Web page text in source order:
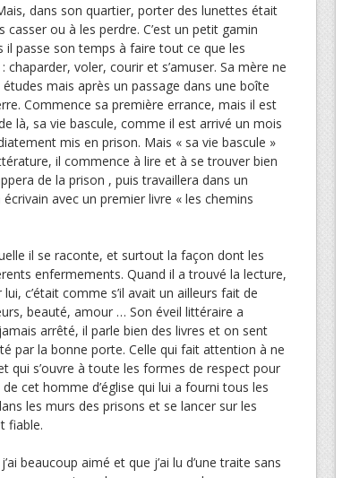
dans son quartier, porter des lunettes était
casser ou à les perdre. C’est un petit gamin
passe son temps à faire tout ce que les
voler, courir et s’amuser. Sa mère ne
mais après un passage dans une boîte
Commence sa première errance, mais il est
là, sa vie bascule, comme il est arrivé un mois
mis en prison. Mais « sa vie bascule »
il commence à lire et à se trouver bien
de la prison , puis travaillera dans un
avec un premier livre « les chemins
il se raconte, et surtout la façon dont les
enfermements. Quand il a trouvé la lecture,
c’était comme s’il avait un ailleurs fait de
beauté, amour … Son éveil littéraire a
arrêté, il parle bien des livres et on sent
par la bonne porte. Celle qui fait attention à ne
qui s’ouvre à toute les formes de respect pour
cet homme d’église qui lui a fourni tous les
les murs des prisons et se lancer sur les
fiable.
beaucoup aimé et que j’ai lu d’une traite sans